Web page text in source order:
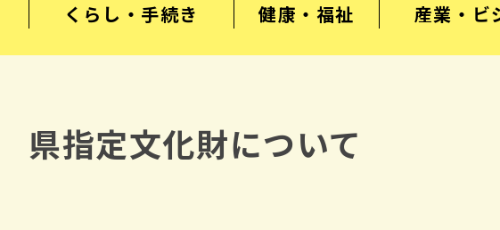
くらし・手続き 健康・福祉 産業・ビ
県指定文化財について